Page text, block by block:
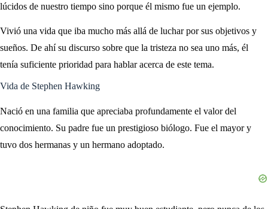
lúcidos de nuestro tiempo sino porque él mismo fue un ejemplo.
Vivió una vida que iba mucho más allá de luchar por sus objetivos y
sueños. De ahí su discurso sobre que la tristeza no sea uno más, él
tenía suficiente prioridad para hablar acerca de este tema.
Vida de Stephen Hawking
Nació en una familia que apreciaba profundamente el valor del
conocimiento. Su padre fue un prestigioso biólogo. Fue el mayor y
tuvo dos hermanas y un hermano adoptado.